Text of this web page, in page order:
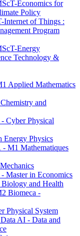
Economics for
Policy
of Things :
Program
Energy
Technology &
Applied Mathematics
and
Cyber Physical
Physics
M1 Mathematiques
Master in Economics
and Health
Biomeca -
Physical System
AI - Data and